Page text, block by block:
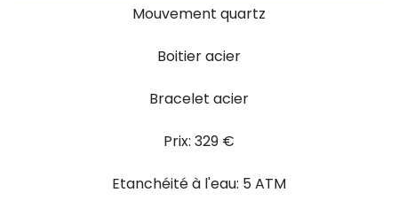
Mouvement quartz
Boitier acier
Bracelet acier
Prix: 329 €
Etanchéité à l'eau: 5 ATM